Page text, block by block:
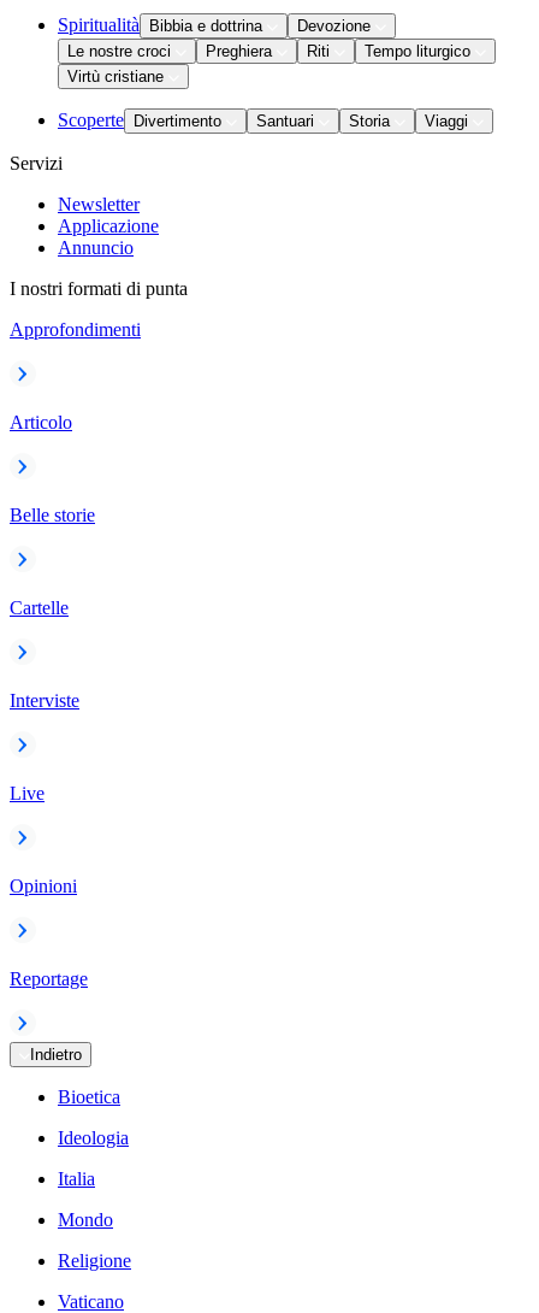
Spiritualità Bibbia e dottrina
Devozione
Le nostre croci
Preghiera Riti
Tempo liturgico
Virtù cristiane
Scoperte Divertimento Santuari Storia Viaggi
Servizi
Newsletter
Applicazione
Annuncio
I nostri formati di punta
Approfondimenti
Articolo
Belle storie
Cartelle
Interviste
Live
Opinioni
Reportage
Indietro
Bioetica
Ideologia
Italia
Mondo
Religione
Vaticano